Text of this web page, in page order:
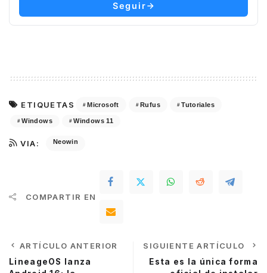
Seguir
ETIQUETAS Microsoft Rufus Tutoriales
Windows Windows 11
VIA: Neowin
COMPARTIR EN
ARTÍCULO ANTERIOR
LineageOS lanza
SIGUIENTE ARTÍCULO
Esta es la única forma